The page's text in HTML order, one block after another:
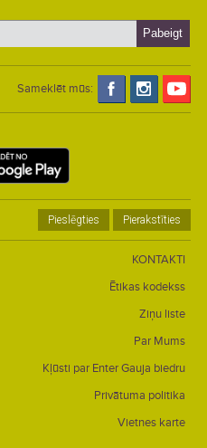
Sameklēt mūs:
Pieslēgties Pierakstīties
KONTAKTI
Ētikas kodekss
Ziņu liste
Par Mums
Kļūsti par Enter Gauja biedru
Privātuma politika
Vietnes karte